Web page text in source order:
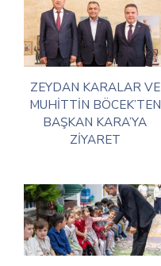
ZEYDAN KARALAR VE
MUHİTTİN BÖCEK’TEN
BAŞKAN KARA’YA
ZİYARET